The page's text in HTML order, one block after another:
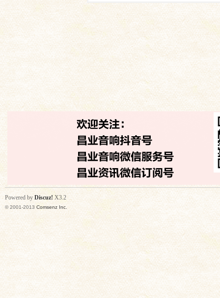
Powered by Discuz! X3.2
© 2001-2013 Comsenz Inc.